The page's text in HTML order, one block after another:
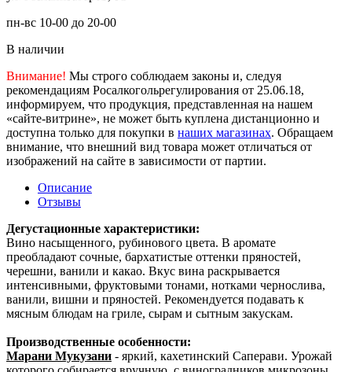
пн-вс 10-00 до 20-00
В наличии
Внимание! Мы строго соблюдаем законы и, следуя
рекомендациям Росалкогольрегулирования от 25.06.18,
информируем, что продукция, представленная на нашем
«сайте-витрине», не может быть куплена дистанционно и
доступна только для покупки в наших магазинах. Обращаем
внимание, что внешний вид товара может отличаться от
изображений на сайте в зависимости от партии.
Описание
Отзывы
Дегустационные характеристики:
Вино насыщенного, рубинового цвета. В аромате
преобладают сочные, бархатистые оттенки пряностей,
черешни, ванили и какао. Вкус вина раскрывается
интенсивными, фруктовыми тонами, нотками чернослива,
ванили, вишни и пряностей. Рекомендуется подавать к
мясным блюдам на гриле, сырам и сытным закускам.
Производственные особенности:
Марани Мукузани - яркий, кахетинский Саперави. Урожай